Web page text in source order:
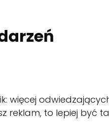
więcej
reklam, to lepiej być